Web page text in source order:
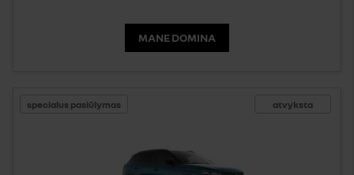
MANE DOMINA
atvyksta
specialus pasiūlymas